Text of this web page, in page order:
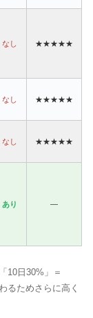
なし ★★★★★
なし ★★★★★
なし ★★★★★
あり —
10日30%」＝
るためさらに高く